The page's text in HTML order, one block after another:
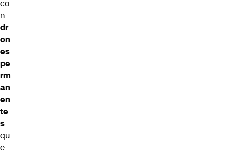
co
n
dr
on
es
pe
rm
an
en
te
s
qu
e